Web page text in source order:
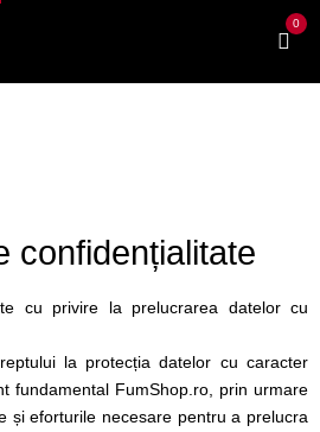
0
confidențialitate
cu privire la prelucrarea datelor cu
la protecția datelor cu caracter
fundamental FumShop.ro, prin urmare
și eforturile necesare pentru a prelucra